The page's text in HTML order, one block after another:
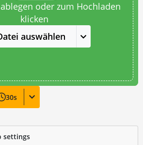
oder zum Hochladen
klicken
auswählen
30s
settings